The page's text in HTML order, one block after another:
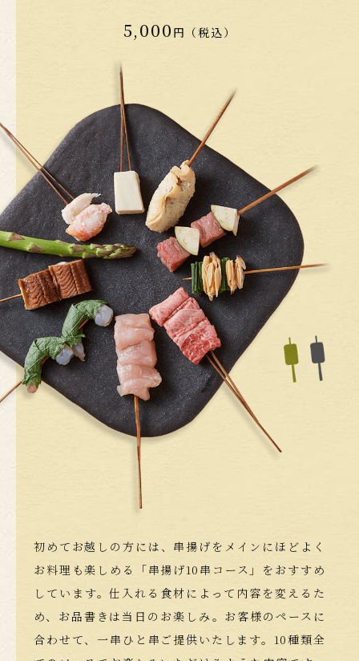
5,000 円（税込）
初めてお越しの方には、串揚げをメインにほどよく
お料理も楽しめる「串揚げ10串コース」をおすすめ
しています。仕入れる食材によって内容を変えるた
め、お品書きは当日のお楽しみ。お客様のペースに
合わせて、一串ひと串ご提供いたします。10種類全